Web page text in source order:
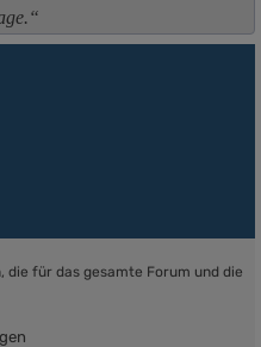
die für das gesamte Forum und die